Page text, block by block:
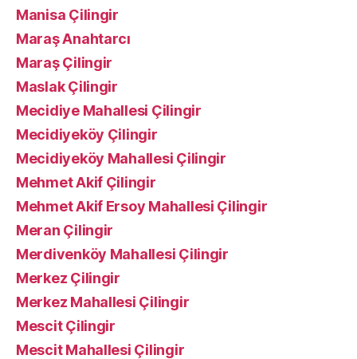
Manisa Çilingir
Maraş Anahtarcı
Maraş Çilingir
Maslak Çilingir
Mecidiye Mahallesi Çilingir
Mecidiyeköy Çilingir
Mecidiyeköy Mahallesi Çilingir
Mehmet Akif Çilingir
Mehmet Akif Ersoy Mahallesi Çilingir
Meran Çilingir
Merdivenköy Mahallesi Çilingir
Merkez Çilingir
Merkez Mahallesi Çilingir
Mescit Çilingir
Mescit Mahallesi Çilingir